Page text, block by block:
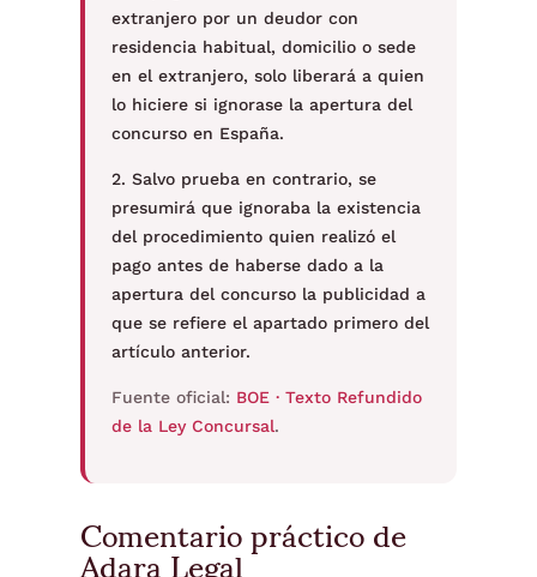
extranjero por un deudor con
residencia habitual, domicilio o sede
en el extranjero, solo liberará a quien
lo hiciere si ignorase la apertura del
concurso en España.
2. Salvo prueba en contrario, se
presumirá que ignoraba la existencia
del procedimiento quien realizó el
pago antes de haberse dado a la
apertura del concurso la publicidad a
que se refiere el apartado primero del
artículo anterior.
Fuente oficial: BOE · Texto Refundido
de la Ley Concursal.
Comentario práctico de